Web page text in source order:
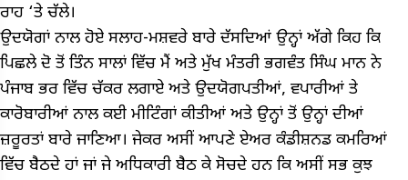
ਰਾਹ ‘ਤੇ ਚੱਲੇ।
ਉਦਯੋਗਾਂ ਨਾਲ ਹੋਏ ਸਲਾਹ-ਮਸ਼ਵਰੇ ਬਾਰੇ ਦੱਸਦਿਆਂ ਉਨ੍ਹਾਂ ਅੱਗੇ ਕਿਹ ਕਿ
ਪਿਛਲੇ ਦੋ ਤੋਂ ਤਿੰਨ ਸਾਲਾਂ ਵਿੱਚ ਮੈਂ ਅਤੇ ਮੁੱਖ ਮੰਤਰੀ ਭਗਵੰਤ ਸਿੰਘ ਮਾਨ ਨੇ
ਪੰਜਾਬ ਭਰ ਵਿੱਚ ਚੱਕਰ ਲਗਾਏ ਅਤੇ ਉਦਯੋਗਪਤੀਆਂ, ਵਪਾਰੀਆਂ ਤੇ
ਕਾਰੋਬਾਰੀਆਂ ਨਾਲ ਕਈ ਮੀਟਿੰਗਾਂ ਕੀਤੀਆਂ ਅਤੇ ਉਨ੍ਹਾਂ ਤੋਂ ਉਨ੍ਹਾਂ ਦੀਆਂ
ਜ਼ਰੂਰਤਾਂ ਬਾਰੇ ਜਾਣਿਆ। ਜੇਕਰ ਅਸੀਂ ਆਪਣੇ ਏਅਰ ਕੰਡੀਸ਼ਨਡ ਕਮਰਿਆਂ
ਵਿੱਚ ਬੈਠਦੇ ਹਾਂ ਜਾਂ ਜੇ ਅਧਿਕਾਰੀ ਬੈਠ ਕੇ ਸੋਚਦੇ ਹਨ ਕਿ ਅਸੀਂ ਸਭ ਕੁਝ